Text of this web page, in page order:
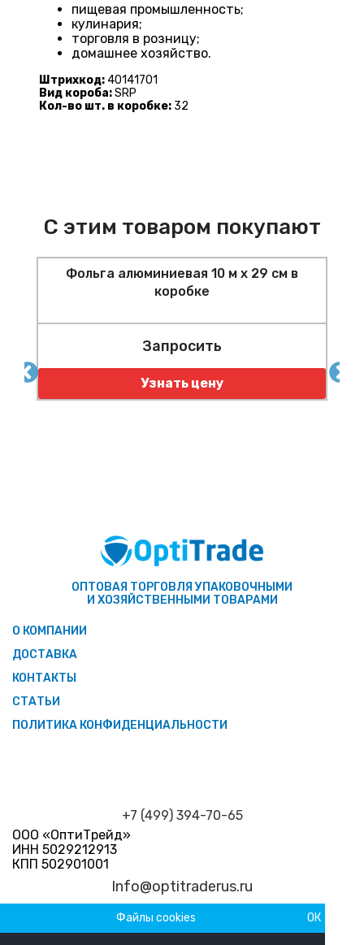
пищевая промышленность;
кулинария;
торговля в розницу;
домашнее хозяйство.
Штрихкод:40141701
Вид короба:SRP
Кол-во шт. в коробке: 32
С этим товаром покупают
Фольга алюминиевая 10 м х 29 см в
коробке
Запросить
Узнать цену
Файлы cookies ОК
ОПТОВАЯ ТОРГОВЛЯ УПАКОВОЧНЫМИ
И ХОЗЯЙСТВЕННЫМИ ТОВАРАМИ
О КОМПАНИИ
ДОСТАВКА
КОНТАКТЫ
СТАТЬИ
ПОЛИТИКА КОНФИДЕНЦИАЛЬНОСТИ
+7 (499) 394-70-65
ООО «ОптиТрейд»
ИНН 5029212913
КПП 502901001
Info@optitraderus.ru
График работы